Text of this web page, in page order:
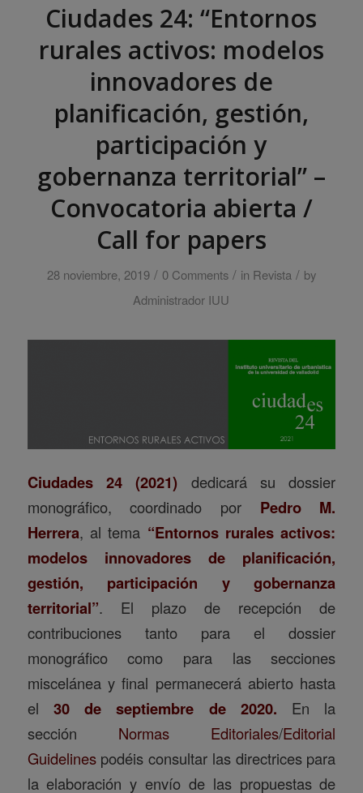
Ciudades 24: “Entornos
rurales activos: modelos
innovadores de
planificación, gestión,
participación y
gobernanza territorial” –
Convocatoria abierta /
Call for papers
28 noviembre, 2019 / 0 Comments / in Revista / by
Administrador IUU
Ciudades 24 (2021) dedicará su dossier
monográfico, coordinado por Pedro M.
Herrera, al tema “Entornos rurales activos:
modelos innovadores de planificación,
gestión, participación y gobernanza
territorial”. El plazo de recepción de
contribuciones tanto para el dossier
monográfico como para las secciones
miscelánea y final permanecerá abierto hasta
el 30 de septiembre de 2020. En la
sección Normas Editoriales/Editorial
Guidelines podéis consultar las directrices para
la elaboración y envío de las propuestas de